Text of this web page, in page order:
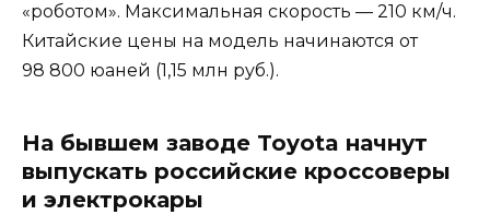
«роботом». Максимальная скорость — 210 км/ч.
Китайские цены на модель начинаются от
98 800 юаней (1,15 млн руб.).
На бывшем заводе Toyota начнут
выпускать российские кроссоверы
и электрокары